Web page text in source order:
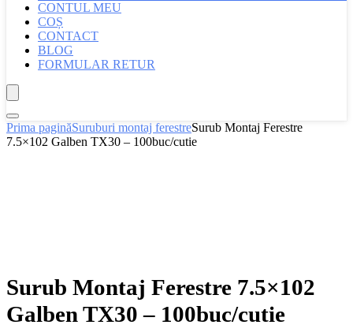
CONTUL MEU
COȘ
CONTACT
BLOG
FORMULAR RETUR
Prima paginăSuruburi montaj ferestreSurub Montaj Ferestre
7.5×102 Galben TX30 – 100buc/cutie
Surub Montaj Ferestre 7.5×102
Galben TX30 – 100buc/cutie